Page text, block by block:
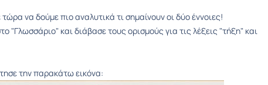
να δούμε πιο αναλυτικά τι σημαίνουν οι δύο έννοιες!
και διάβασε τους ορισμούς για τις λέξεις "τήξη" και
την παρακάτω εικόνα: